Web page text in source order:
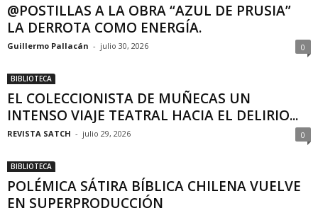
@POSTILLAS A LA OBRA “AZUL DE PRUSIA”
LA DERROTA COMO ENERGÍA.
Guillermo Pallacán - julio 30, 2026 0
BIBLIOTECA
EL COLECCIONISTA DE MUÑECAS UN
INTENSO VIAJE TEATRAL HACIA EL DELIRIO...
REVISTA SATCH - julio 29, 2026 0
BIBLIOTECA
POLÉMICA SÁTIRA BÍBLICA CHILENA VUELVE
EN SUPERPRODUCCIÓN